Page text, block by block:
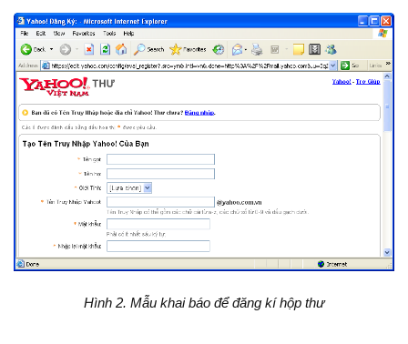
Hình 2. Mẫu khai báo để đăng kí hộp thư